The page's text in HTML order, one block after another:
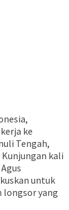
ke
Tengah,
kali
untuk
longsor yang